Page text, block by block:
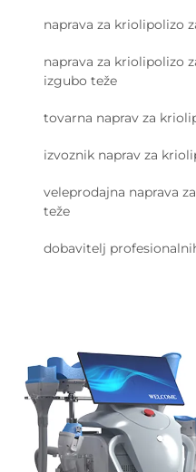
naprava za kriolipolizo
naprava za kriolipolizo
izgubo teže
tovarna naprav za
izvoznik naprav za
veleprodajna naprava
teže
dobavitelj